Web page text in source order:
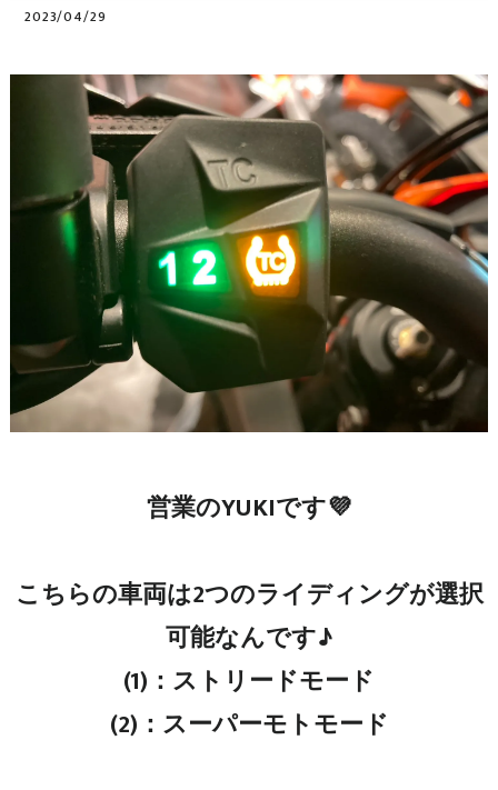
2023/04/29
営業のYUKIです💜
こちらの車両は2つのライディングが選択
可能なんです♪
(1)：ストリードモード
(2)：スーパーモトモード